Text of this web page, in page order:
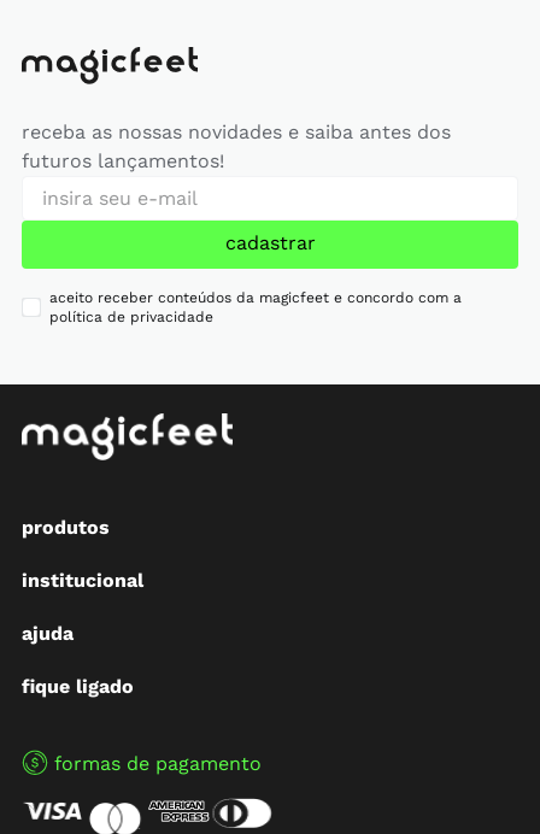
receba as nossas novidades e saiba antes dos
futuros lançamentos!
cadastrar
aceito receber conteúdos da magicfeet e concordo com a
política de privacidade
produtos
institucional
ajuda
fique ligado
formas de pagamento